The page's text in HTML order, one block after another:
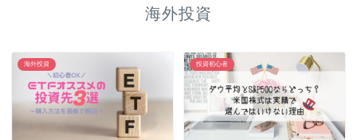
海外投資
海外投資 投資初心者